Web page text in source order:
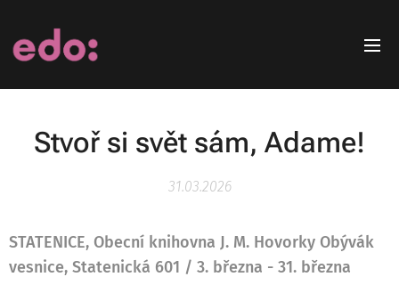
Stvoř si svět sám, Adame!
31.03.2026
STATENICE, Obecní knihovna J. M. Hovorky Obývák
vesnice, Statenická 601 / 3. března - 31. března